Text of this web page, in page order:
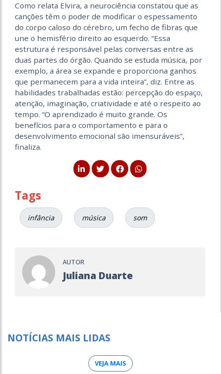
Como relata Elvira, a neurociência constatou que as
canções têm o poder de modificar o espessamento
do corpo caloso do cérebro, um fecho de fibras que
une o hemisfério direito ao esquerdo. “Essa
estrutura é responsável pelas conversas entre as
duas partes do órgão. Quando se estuda música, por
exemplo, a área se expande e proporciona ganhos
que permanecem para a vida inteira”, diz. Entre as
habilidades trabalhadas estão: percepção do espaço,
atenção, imaginação, criatividade e até o respeito ao
tempo. “O aprendizado é muito grande. Os
benefícios para o comportamento e para o
desenvolvimento emocional são imensuráveis”,
finaliza.
Tags
infância música som
AUTOR
Juliana Duarte
NOTÍCIAS MAIS LIDAS
VEJA MAIS